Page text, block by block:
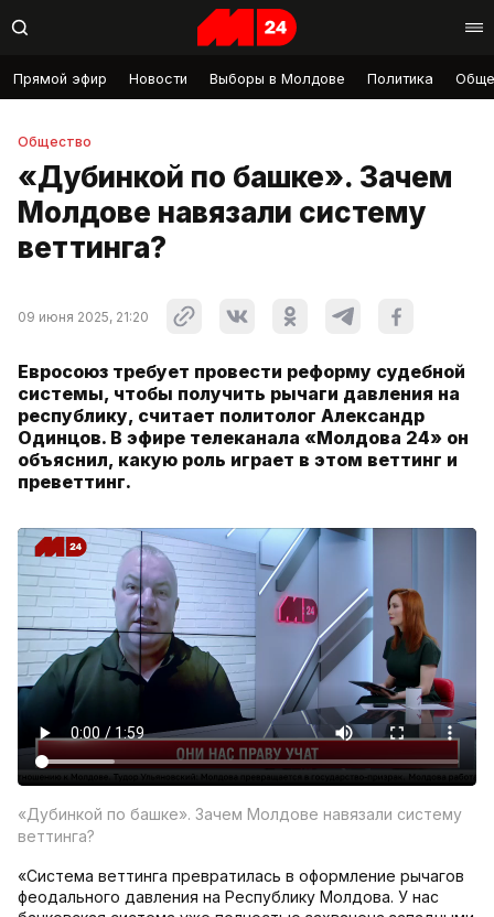
Прямой эфир Новости Выборы в Молдове Политика
Общество
«Дубинкой по башке». Зачем
Молдове навязали систему
веттинга?
09 июня 2025, 21:20
Евросоюз требует провести реформу судебной
системы, чтобы получить рычаги давления на
республику, считает политолог Александр
Одинцов. В эфире телеканала «Молдова 24» он
объяснил, какую роль играет в этом веттинг и
преветтинг.
«Дубинкой по башке». Зачем Молдове навязали систему
веттинга?
«Система веттинга превратилась в оформление рычагов
феодального давления на Республику Молдова. У нас